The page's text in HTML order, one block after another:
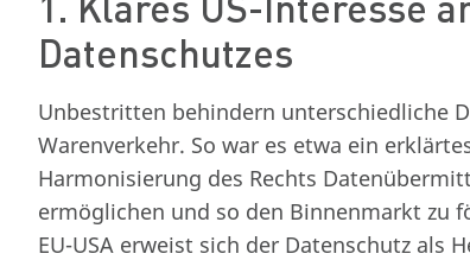
Datenschutzes
Unbestritten behindern unterschiedliche
Warenverkehr. So war es etwa ein
Harmonisierung des Rechts
ermöglichen und so den Binnenmarkt zu
EU-USA erweist sich der Datenschutz als